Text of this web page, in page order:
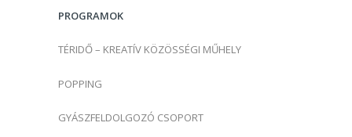
:PROGRAMOK
TÉRIDŐ – KREATÍV KÖZÖSSÉGI MŰHELY
POPPING
GYÁSZFELDOLGOZÓ CSOPORT